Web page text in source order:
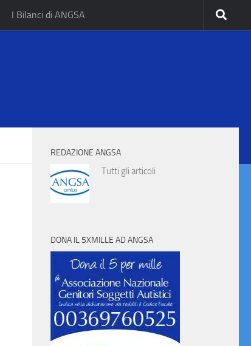
I Bilanci di ANGSA
REDAZIONE ANGSA
Tutti gli articoli
DONA IL 5XMILLE AD ANGSA